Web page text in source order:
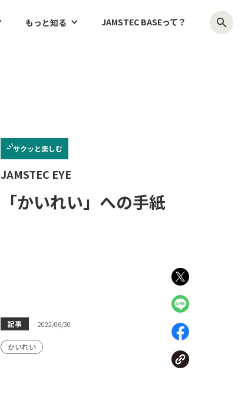
もっと知る JAMSTEC BASEって？
サクッと楽しむ
JAMSTEC EYE
「かいれい」への手紙
記事 2022/06/30
かいれい